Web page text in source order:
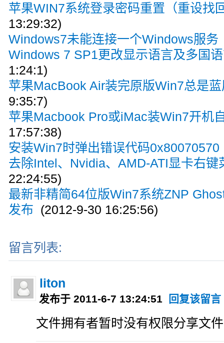
苹果WIN7系统登录密码重置（重设找
13:29:32)
Windows7未能连接一个Windows服务
Windows 7 SP1更改显示语言及多国
1:24:1)
苹果MacBook Air装完原版Win7总是
9:35:7)
苹果Macbook Pro或iMac装Win7开机
17:57:38)
安装Win7时弹出错误代码0x80070570
去除Intel、Nvidia、AMD-ATI显卡右键
22:24:55)
最新非精简64位版Win7系统ZNP
发布 (2012-9-30 16:25:56)
留言列表:
liton
发布于 2011-6-7 13:24:51 回复该留言
文件拥有者暂时没有权限分享文